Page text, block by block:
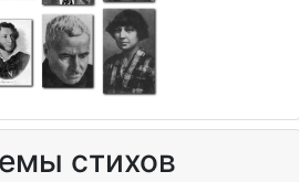
стихов